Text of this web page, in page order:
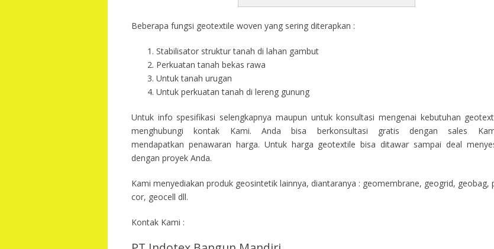
Beberapa fungsi geotextile woven yang sering diterapkan :
Stabilisator struktur tanah di lahan gambut
Perkuatan tanah bekas rawa
Untuk tanah urugan
Untuk perkuatan tanah di lereng gunung
Untuk info spesifikasi selengkapnya maupun untuk konsultasi mengenai kebutuhan
menghubungi kontak Kami. Anda bisa berkonsultasi gratis dengan sales
mendapatkan penawaran harga. Untuk harga geotextile bisa ditawar sampai deal
dengan proyek Anda.
Kami menyediakan produk geosintetik lainnya, diantaranya : geomembrane, geogrid, geobag,
cor, geocell dll.
Kontak Kami :